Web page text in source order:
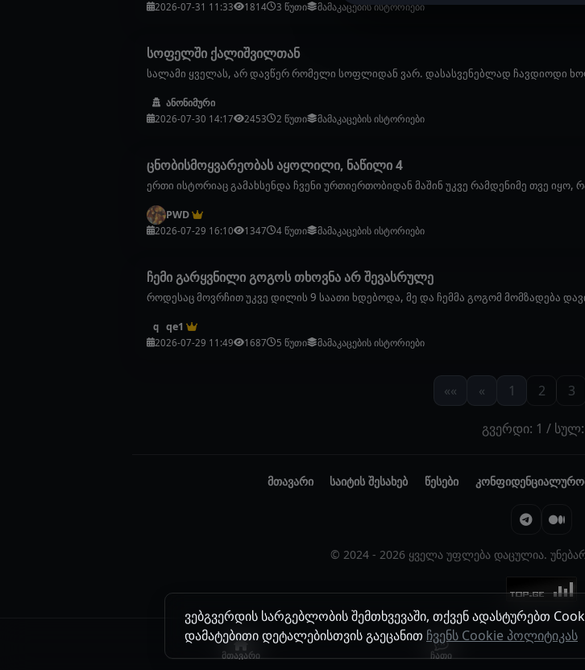
2026-07-31 11:33 1814 3 წუთი მამაკაცების ისტორიები
სოფელში ქალიშვილთან
სალამი ყველას, არ დავწერ რომელი სოფლიდან ვარ. დასასვენებლად ჩავდიოდი
ანონიმური
2026-07-30 14:17 2453 2 წუთი მამაკაცების ისტორიები
ცნობისმოყვარეობას აყოლილი, ნაწილი 4
ერთი ისტორიაც გამახსენდა ჩვენი ურთიერთობიდან მაშინ უკვე რამდენიმე თვე
PWD
2026-07-29 16:10 1347 4 წუთი მამაკაცების ისტორიები
ჩემი გარყვნილი გოგოს თხოვნა არ შევასრულე
როდესაც მოვრჩით უკვე დილის 9 საათი ხდებოდა, მე და ჩემმა გოგომ მომზადება
q qe1
2026-07-29 11:49 1687 5 წუთი მამაკაცების ისტორიები
«« « 1 2 3
გვერდი: 1 /
მთავარი საიტის შესახებ წესები
© 2024 - 2026 ყველა უფლება დაცულია.
ვებგვერდის სარგებლობის შემთხვევაში, თქვენ ადასტურებთ
დამატებითი დეტალებისთვის გაეცანით ჩვენს Cookie პოლიტიკას
მთავარი ჩათი